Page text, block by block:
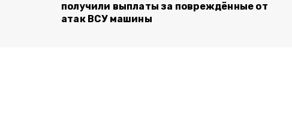
получили выплаты за повреждённые от
атак ВСУ машины